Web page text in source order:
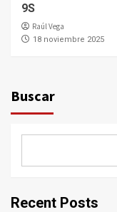
9S
Raúl Vega
18 noviembre 2025
Buscar
Recent Posts